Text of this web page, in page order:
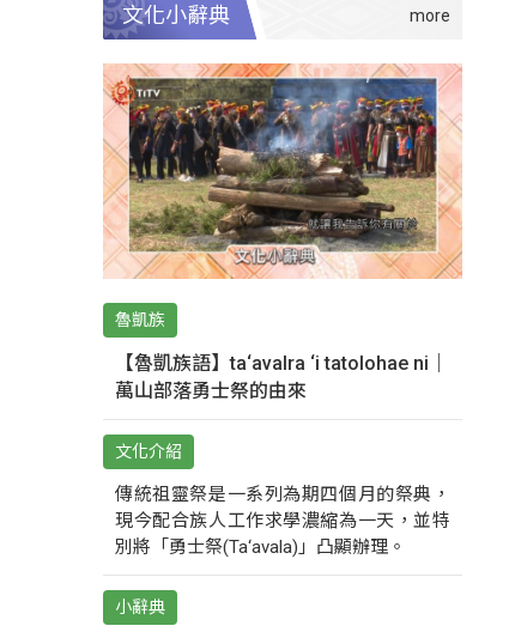
文化小辭典
魯凱族
【魯凱族語】ta‘avalra ‘i tatolohae ni｜
萬山部落勇士祭的由來
文化介紹
傳統祖靈祭是一系列為期四個月的祭典，
現今配合族人工作求學濃縮為一天，並特
別將「勇士祭(Ta‘avala)」凸顯辦理。
小辭典